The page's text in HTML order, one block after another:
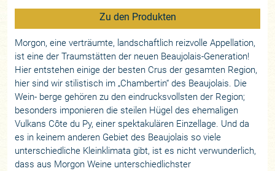
Zu den Produkten
Morgon, eine verträumte, landschaftlich reizvolle Appellation,
ist eine der Traumstätten der neuen Beaujolais-Generation!
Hier entstehen einige der besten Crus der gesamten Region,
hier sind wir stilistisch im „Chambertin“ des Beaujolais. Die
Wein- berge gehören zu den eindrucksvollsten der Region;
besonders imponieren die steilen Hügel des ehemaligen
Vulkans Côte du Py, einer spektakulären Einzellage. Und da
es in keinem anderen Gebiet des Beaujolais so viele
unterschiedliche Kleinklimata gibt, ist es nicht verwunderlich,
dass aus Morgon Weine unterschiedlichster